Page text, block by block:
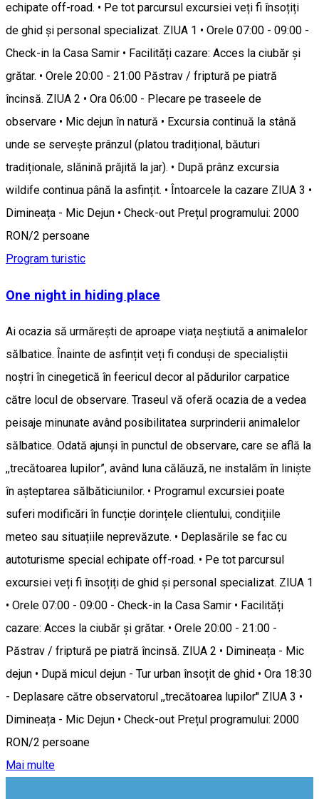
echipate off-road. • Pe tot parcursul excursiei veți fi însoțiți
de ghid și personal specializat. ZIUA 1 • Orele 07:00 - 09:00 -
Check-in la Casa Samir • Facilități cazare: Acces la ciubăr și
grătar. • Orele 20:00 - 21:00 Păstrav / friptură pe piatră
încinsă. ZIUA 2 • Ora 06:00 - Plecare pe traseele de
observare • Mic dejun în natură • Excursia continuă la stână
unde se servește prânzul (platou tradițional, băuturi
tradiționale, slănină prăjită la jar). • După prânz excursia
wildife continua până la asfințit. • Întoarcele la cazare ZIUA 3 •
Dimineața - Mic Dejun • Check-out Prețul programului: 2000
RON/2 persoane
Program turistic
One night in hiding place
Ai ocazia să urmărești de aproape viața neștiută a animalelor
sălbatice. Înainte de asfințit veți fi conduși de specialiștii
noștri în cinegetică în feericul decor al pădurilor carpatice
către locul de observare. Traseul vă oferă ocazia de a vedea
peisaje minunate având posibilitatea surprinderii animalelor
sălbatice. Odată ajunși în punctul de observare, care se află la
,,trecătoarea lupilor”, având luna călăuză, ne instalăm în liniște
în așteptarea sălbăticiunilor. • Programul excursiei poate
suferi modificări în funcție dorințele clientului, condițiile
meteo sau situațiile neprevăzute. • Deplasările se fac cu
autoturisme special echipate off-road. • Pe tot parcursul
excursiei veți fi însoțiți de ghid și personal specializat. ZIUA 1
• Orele 07:00 - 09:00 - Check-in la Casa Samir • Facilități
cazare: Acces la ciubăr și grătar. • Orele 20:00 - 21:00 -
Păstrav / friptură pe piatră încinsă. ZIUA 2 • Dimineața - Mic
dejun • După micul dejun - Tur urban însoțit de ghid • Ora 18:30
- Deplasare către observatorul ,,trecătoarea lupilor'' ZIUA 3 •
Dimineața - Mic Dejun • Check-out Prețul programului: 2000
RON/2 persoane
Mai multe